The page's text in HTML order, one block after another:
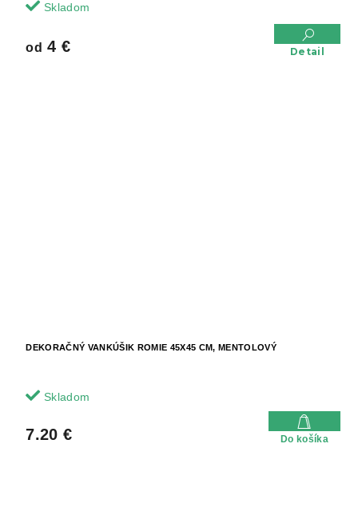
Skladom
od 4 € Detail
DEKORAČNÝ VANKÚŠIK ROMIE 45X45 CM, MENTOLOVÝ
Skladom
7.20 € Do košíka